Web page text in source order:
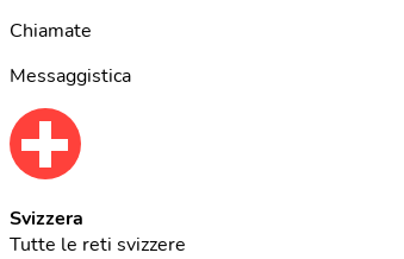
Chiamate
Messaggistica
Svizzera
Tutte le reti svizzere